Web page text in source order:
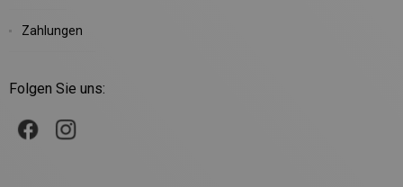
Zahlungen
Folgen Sie uns: